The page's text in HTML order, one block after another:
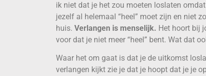
ik niet dat je het zou moeten loslaten
jezelf al helemaal “heel” moet zijn en niet
huis. Verlangen is menselijk. Het hoort bij
voor dat je niet meer “heel” bent. Wat dat
Waar het om gaat is dat je de uitkomst
verlangen kijkt zie je dat je hoopt dat je je